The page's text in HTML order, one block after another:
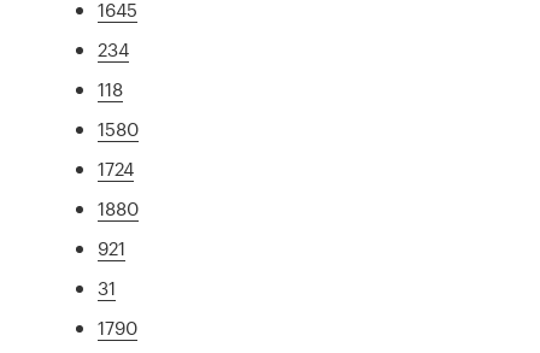
1645
234
118
1580
1724
1880
921
31
1790